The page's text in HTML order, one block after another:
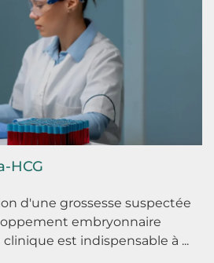
HCG
d'une grossesse suspectée
embryonnaire
est indispensable à ...